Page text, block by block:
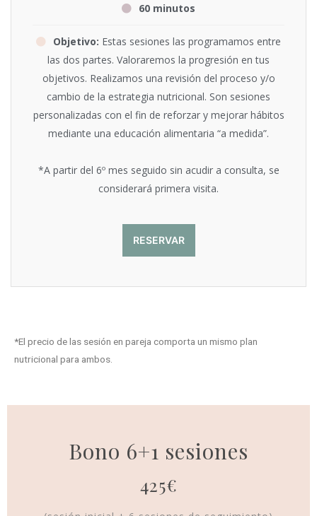
60 minutos
Objetivo: Estas sesiones las programamos entre
las dos partes. Valoraremos la progresión en tus
objetivos. Realizamos una revisión del proceso y/o
cambio de la estrategia nutricional. Son sesiones
personalizadas con el fin de reforzar y mejorar hábitos
mediante una educación alimentaria “a medida”.
*A partir del 6º mes seguido sin acudir a consulta, se
considerará primera visita.
RESERVAR
*El precio de las sesión en pareja comporta un mismo plan
nutricional para ambos.
Bono 6+1 sesiones
425€